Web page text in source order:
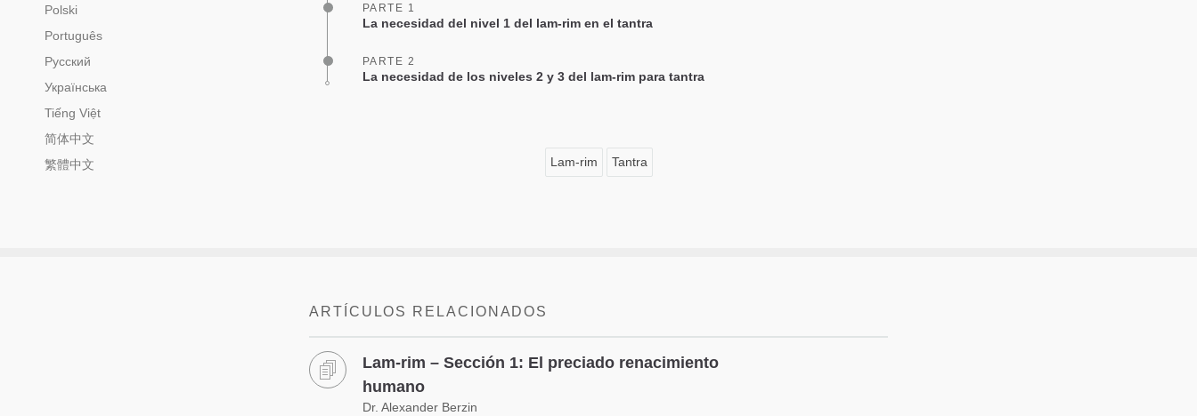
Polski
Português
Русский
Українська
Tiếng Việt
简体中文
繁體中文
PARTE 1
La necesidad del nivel 1 del lam-rim en el tantra
PARTE 2
La necesidad de los niveles 2 y 3 del lam-rim para tantra
Lam-rim Tantra
ARTÍCULOS RELACIONADOS
Lam-rim – Sección 1: El preciado renacimiento
humano
Dr. Alexander Berzin